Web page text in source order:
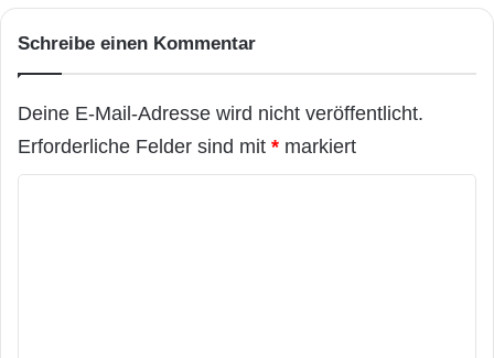
Schreibe einen Kommentar
Deine E-Mail-Adresse wird nicht veröffentlicht.
Erforderliche Felder sind mit * markiert